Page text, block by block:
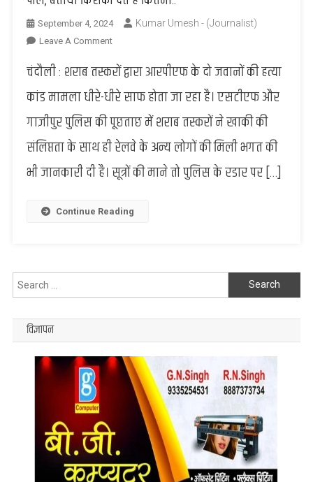
September 4, 2024 Kumar Umesh - (Journalist)
Leave A CommentOn
हत्या
कांड
!
शराब
ने
रेलवे
खोली
हैं
चंदौली : शराब तस्करों द्वारा आरपीएफ के दो जवानों की हत्या
कांड मामला धीरे-धीरे साफ होता जा रहा है। एसटीएफ और
गाज़ीपुर पुलिस की पूछताछ में शराब तस्करों ने खाकी की
संलिप्तता के साथ ही रेलवे के अन्य लोगों की मिली भगत की
भी जानकारी दी है। सूत्रों की माने तो पुलिस के रडार पर […]
Continue Reading
Search
for:
विज्ञापन